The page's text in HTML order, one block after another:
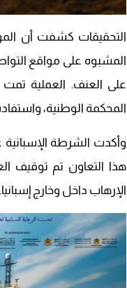
التحقيقات كشفت أن
المشبوه على مواقع
على العنف. العملية تمت
المحكمة الوطنية،
وأكدت الشرطة الإسبانية
هذا التعاون تم توقيف
الإرهاب داخل وخارج إسبانيا.